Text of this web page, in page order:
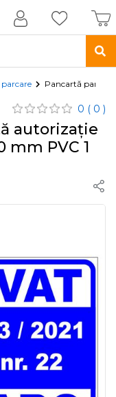
Pancartă
0 ( 0 )
autorizație
mm PVC 1